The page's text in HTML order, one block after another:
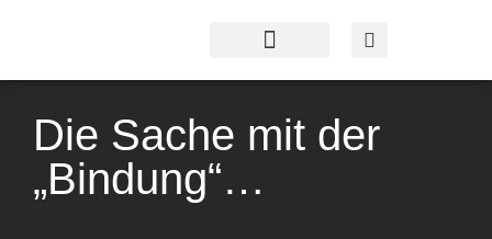
Die Sache mit der
„Bindung“…